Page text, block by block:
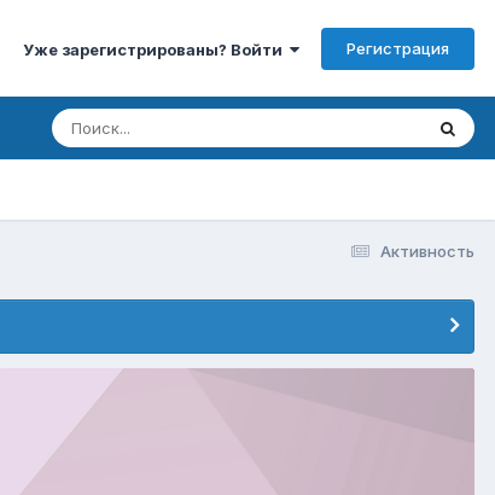
Уже зарегистрированы? Войти Регистрация
Активность